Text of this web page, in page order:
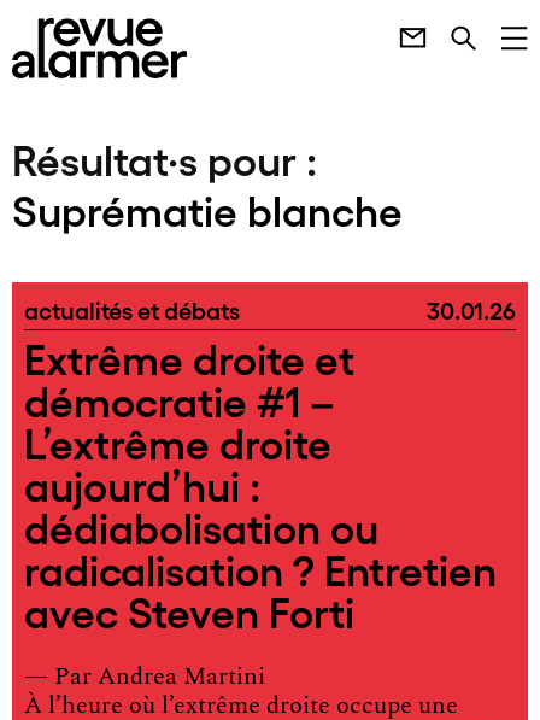
Résultat·s pour :
Suprématie blanche
actualités et débats 30.01.26
Extrême droite et
démocratie #1 –
L’extrême droite
aujourd’hui :
dédiabolisation ou
radicalisation ? Entretien
avec Steven Forti
— Par Andrea Martini
À l’heure où l’extrême droite occupe une